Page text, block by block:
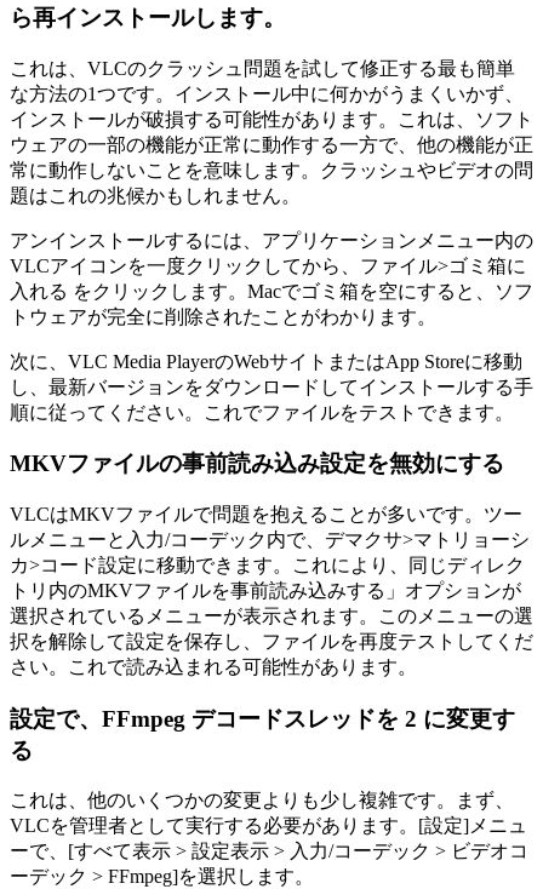
ら再インストールします。
これは、VLCのクラッシュ問題を試して修正する最も簡単
な方法の1つです。インストール中に何かがうまくいかず、
インストールが破損する可能性があります。これは、ソフト
ウェアの一部の機能が正常に動作する一方で、他の機能が正
常に動作しないことを意味します。クラッシュやビデオの問
題はこれの兆候かもしれません。
アンインストールするには、アプリケーションメニュー内の
VLCアイコンを一度クリックしてから、ファイル>ゴミ箱に
入れる をクリックします。Macでゴミ箱を空にすると、ソフ
トウェアが完全に削除されたことがわかります。
次に、VLC Media PlayerのWebサイトまたはApp Storeに移動
し、最新バージョンをダウンロードしてインストールする手
順に従ってください。これでファイルをテストできます。
MKVファイルの事前読み込み設定を無効にする
VLCはMKVファイルで問題を抱えることが多いです。ツー
ルメニューと入力/コーデック内で、デマクサ>マトリョーシ
カ>コード設定に移動できます。これにより、同じディレク
トリ内のMKVファイルを事前読み込みする」オプションが
選択されているメニューが表示されます。このメニューの選
択を解除して設定を保存し、ファイルを再度テストしてくだ
さい。これで読み込まれる可能性があります。
設定で、FFmpeg デコードスレッドを 2 に変更す
る
これは、他のいくつかの変更よりも少し複雑です。まず、
VLCを管理者として実行する必要があります。[設定]メニュ
ーで、[すべて表示 > 設定表示 > 入力/コーデック > ビデオコ
ーデック > FFmpeg]を選択します。